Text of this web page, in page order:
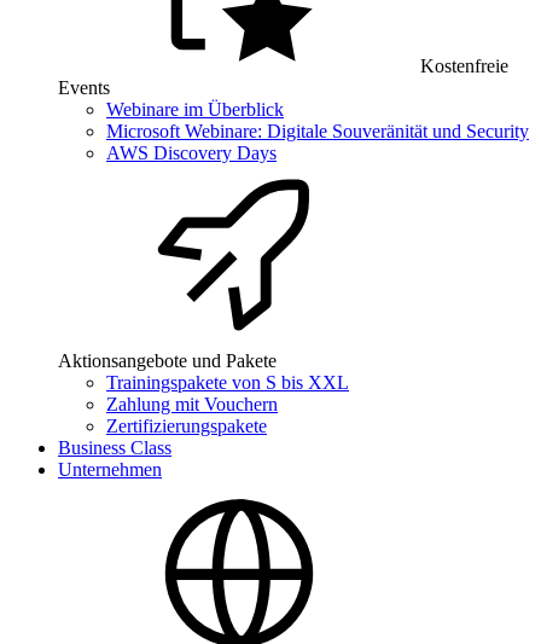
Kostenfreie
Events
Webinare im Überblick
Microsoft Webinare: Digitale Souveränität und Security
AWS Discovery Days
Aktionsangebote und Pakete
Trainingspakete von S bis XXL
Zahlung mit Vouchern
Zertifizierungspakete
Business Class
Unternehmen